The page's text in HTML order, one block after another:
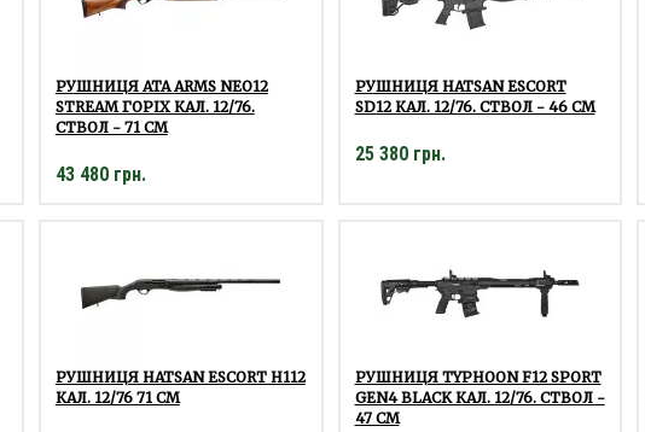
РУШНИЦЯ ATA ARMS NEO12
STREAM ГОРІХ КАЛ. 12/76.
СТВОЛ - 71 СМ
43 480 грн.
РУШНИЦЯ HATSAN ESCORT
SD12 КАЛ. 12/76. СТВОЛ - 46 СМ
25 380 грн.
РУШНИЦЯ HATSAN ESCORT H112
КАЛ. 12/76 71 СМ
РУШНИЦЯ TYPHOON F12 SPORT
GEN4 BLACK КАЛ. 12/76. СТВОЛ -
47 СМ